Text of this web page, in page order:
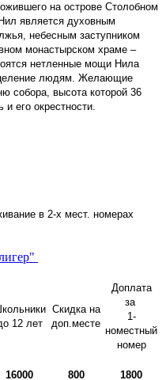
на острове Столобном
является духовным
небесным заступником
монастырском храме –
нетленные мощи Нила
людям. Желающие
собора, высота которой 36
его окрестности.
в 2-х мест. номерах
12 лет
Скидка на
доп.месте
Доплата
за
1-
номестный
номер
16000 800 1800